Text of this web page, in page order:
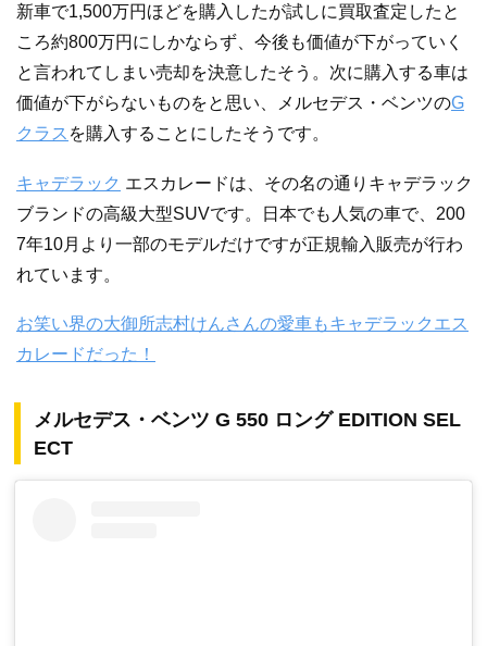
新車で1,500万円ほどを購入したが試しに買取査定したと
ころ約800万円にしかならず、今後も価値が下がっていく
と言われてしまい売却を決意したそう。次に購入する車は
価値が下がらないものをと思い、メルセデス・ベンツのG
クラス を購入することにしたそうです。
キャデラック エスカレードは、その名の通りキャデラック
ブランドの高級大型SUVです。日本でも人気の車で、200
7年10月より一部のモデルだけですが正規輸入販売が行わ
れています。
お笑い界の大御所志村けんさんの愛車もキャデラックエス
カレードだった！
メルセデス・ベンツ G 550 ロング EDITION SEL
ECT